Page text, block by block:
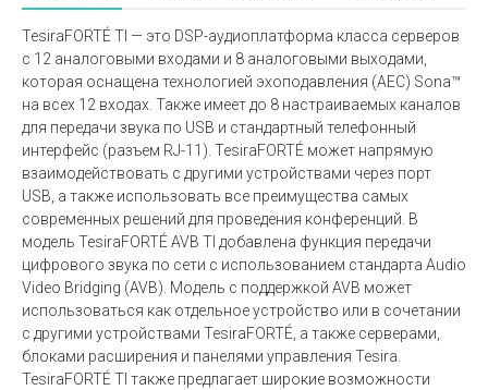
TesiraFORTÉ TI — это DSP-аудиоплатформа класса серверов
с 12 аналоговыми входами и 8 аналоговыми выходами,
которая оснащена технологией эхоподавления (AEC) Sona™
на всех 12 входах. Также имеет до 8 настраиваемых каналов
для передачи звука по USB и стандартный телефонный
интерфейс (разъем RJ-11). TesiraFORTÉ может напрямую
взаимодействовать с другими устройствами через порт
USB, а также использовать все преимущества самых
современных решений для проведения конференций. В
модель TesiraFORTÉ AVB TI добавлена функция передачи
цифрового звука по сети с использованием стандарта Audio
Video Bridging (AVB). Модель с поддержкой AVB может
использоваться как отдельное устройство или в сочетании
с другими устройствами TesiraFORTÉ, а также серверами,
блоками расширения и панелями управления Tesira.
TesiraFORTÉ TI также предлагает широкие возможности